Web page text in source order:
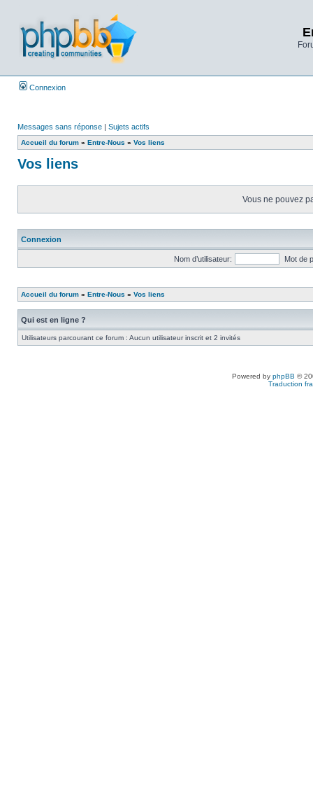
Connexion
Messages sans réponse | Sujets actifs
Accueil du forum » Entre-Nous » Vos liens
Vos liens
Vous ne pouvez
Connexion
Nom d’utilisateur: Mot de
Accueil du forum » Entre-Nous » Vos liens
Qui est en ligne ?
Utilisateurs parcourant ce forum : Aucun utilisateur inscrit et 2 invités
Powered by phpBB ©
Traduction